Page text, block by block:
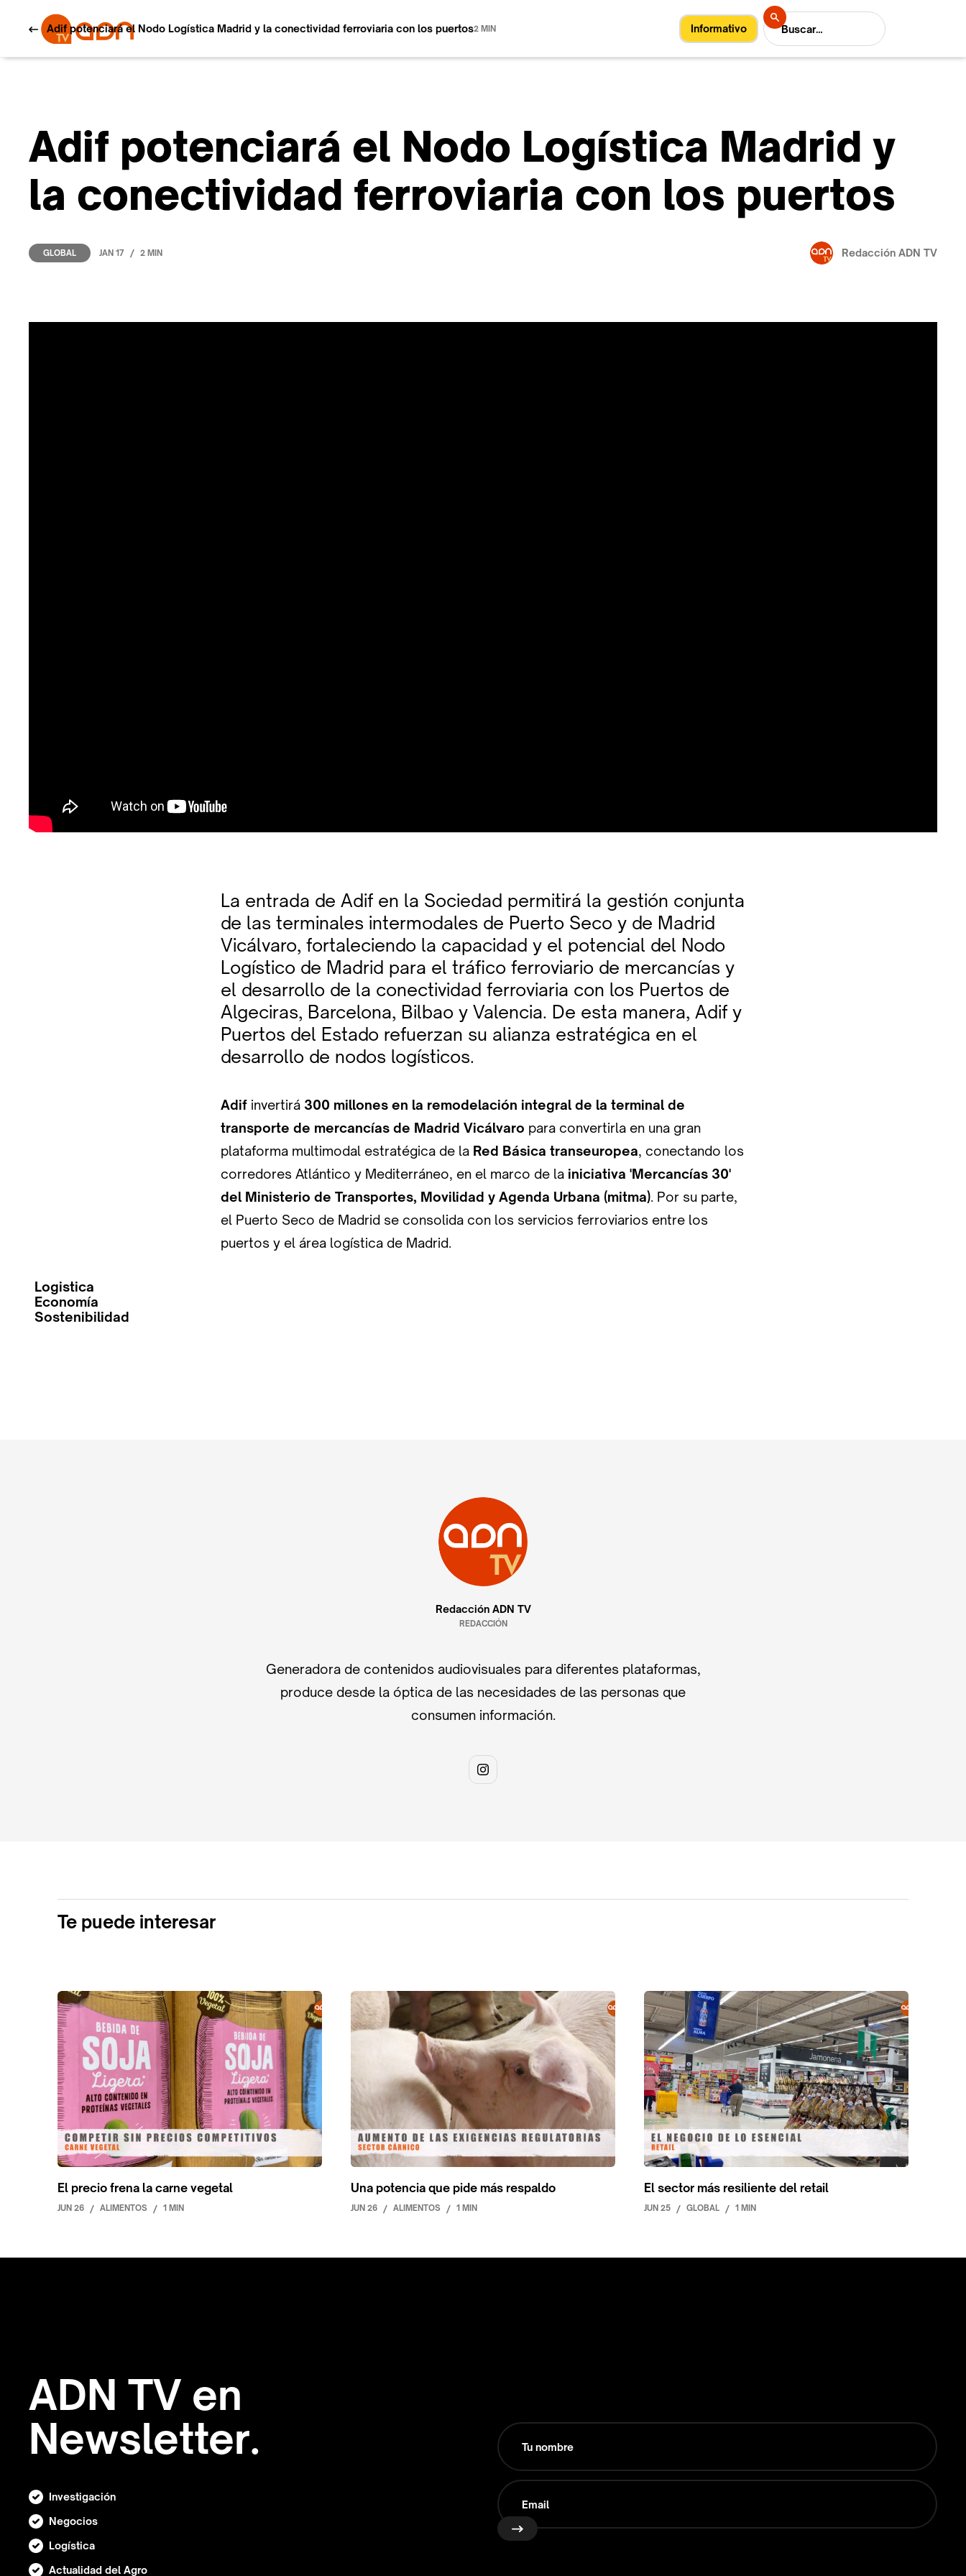
Informativo
Adif potenciará el Nodo Logística Madrid y la conectividad ferroviaria con los puertos2 MIN
Adif potenciará el Nodo Logística Madrid y
la conectividad ferroviaria con los puertos
GLOBAL JAN 17 / 2 MIN Redacción ADN TV
La entrada de Adif en la Sociedad permitirá la gestión conjunta
de las terminales intermodales de Puerto Seco y de Madrid
Vicálvaro, fortaleciendo la capacidad y el potencial del Nodo
Logístico de Madrid para el tráfico ferroviario de mercancías y
el desarrollo de la conectividad ferroviaria con los Puertos de
Algeciras, Barcelona, Bilbao y Valencia. De esta manera, Adif y
Puertos del Estado refuerzan su alianza estratégica en el
desarrollo de nodos logísticos.
Adif invertirá 300 millones en la remodelación integral de la terminal de
transporte de mercancías de Madrid Vicálvaro para convertirla en una gran
plataforma multimodal estratégica de la Red Básica transeuropea, conectando los
corredores Atlántico y Mediterráneo, en el marco de la iniciativa 'Mercancías 30'
del Ministerio de Transportes, Movilidad y Agenda Urbana (mitma). Por su parte,
el Puerto Seco de Madrid se consolida con los servicios ferroviarios entre los
puertos y el área logística de Madrid.
Logistica
Economía
Sostenibilidad
Redacción ADN TV
REDACCIÓN
Generadora de contenidos audiovisuales para diferentes plataformas,
produce desde la óptica de las necesidades de las personas que
consumen información.
Te puede interesar
El precio frena la carne vegetal
JUN 26 / ALIMENTOS / 1 MIN
Una potencia que pide más respaldo
JUN 26 / ALIMENTOS / 1 MIN
El sector más resiliente del retail
JUN 25 / GLOBAL / 1 MIN
ADN TV en
Newsletter.
Investigación
Negocios
Logística
Actualidad del Agro